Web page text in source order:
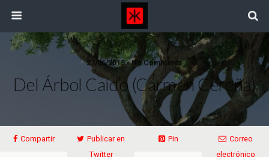
27/06/2015 • No Comments
Del Árbol Caído (Carmen Cereña)
Compartir
Publicar en
Twitter
Pin
Correo
electrónico